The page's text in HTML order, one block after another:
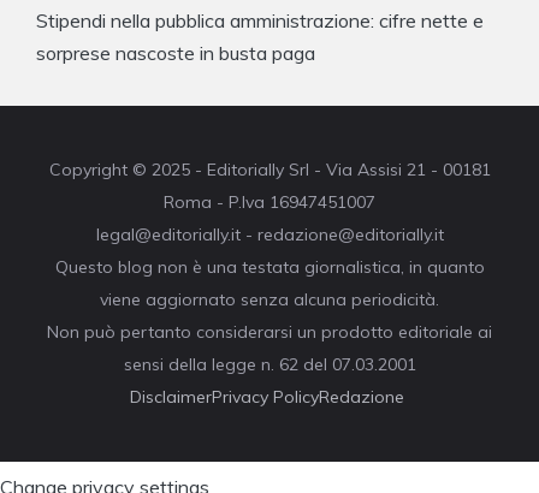
Stipendi nella pubblica amministrazione: cifre nette e
sorprese nascoste in busta paga
Copyright © 2025 - Editorially Srl - Via Assisi 21 - 00181
Roma - P.Iva 16947451007
legal@editorially.it - redazione@editorially.it
Questo blog non è una testata giornalistica, in quanto
viene aggiornato senza alcuna periodicità.
Non può pertanto considerarsi un prodotto editoriale ai
sensi della legge n. 62 del 07.03.2001
DisclaimerPrivacy PolicyRedazione
Change privacy settings